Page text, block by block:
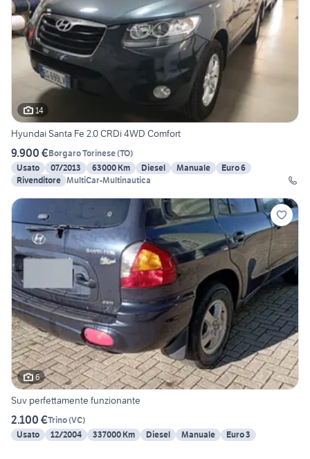
14
Hyundai Santa Fe 2.0 CRDi 4WD Comfort
9.900 €Borgaro Torinese(TO)
Usato
07/2013 63000 Km Diesel Manuale
Euro 6
Rivenditore MultiCar-Multinautica
6
Suv perfettamente funzionante
2.100 €Trino(VC)
Usato
12/2004 337000 Km Diesel Manuale Euro 3